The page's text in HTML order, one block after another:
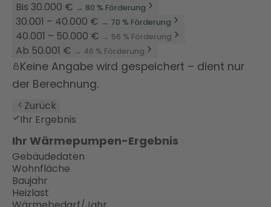
Bis 30.000 € → 80 % Förderung
30.001 – 40.000 € → 70 % Förderung
40.001 – 50.000 € → 56 % Förderung
Ab 50.001 € → 46 % Förderung
Keine Angabe wird gespeichert – dient nur
der Berechnung.
Zurück
Ihr Ergebnis
Ihr Wärmepumpen-Ergebnis
Gebäudedaten
Wohnfläche
Baujahr
Heizlast